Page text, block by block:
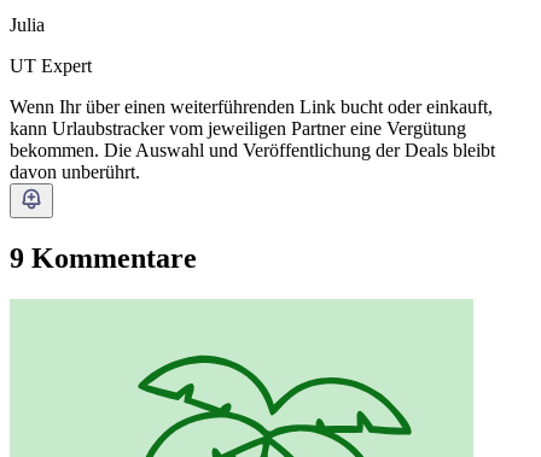
Julia
UT Expert
Wenn Ihr über einen weiterführenden Link bucht oder einkauft,
kann Urlaubstracker vom jeweiligen Partner eine Vergütung
bekommen. Die Auswahl und Veröffentlichung der Deals bleibt
davon unberührt.
9 Kommentare